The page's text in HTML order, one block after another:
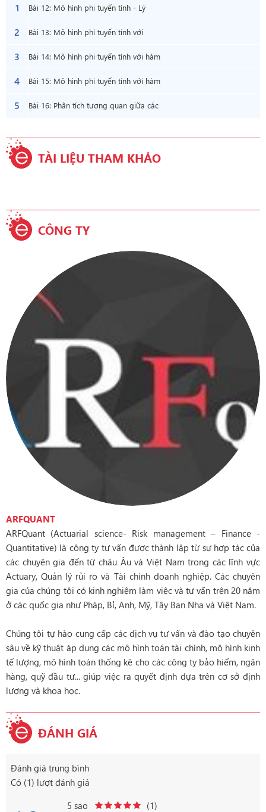
1
Bài 12: Mô hình phi tuyến tính - Lý
thuyết
2 Bài 13: Mô hình phi tuyến tính với
REGRESSION - Thực hành
3 Bài 14: Mô hình phi tuyến tính với hàm
GROWTH - Thực hành
4 Bài 15: Mô hình phi tuyến tính với hàm
LOGEST - Thực hành
5 Bài 16: Phân tích tương quan giữa các
TÀI LIỆU THAM KHẢO
CÔNG TY
ARFQUANT
ARFQuant (Actuarial science- Risk management – Finance -
Quantitative) là công ty tư vấn được thành lập từ sự hợp tác của
các chuyên gia đến từ châu Âu và Việt Nam trong các lĩnh vực
Actuary, Quản lý rủi ro và Tài chính doanh nghiệp. Các chuyên
gia của chúng tôi có kinh nghiệm làm việc và tư vấn trên 20 năm
ở các quốc gia như Pháp, Bỉ, Anh, Mỹ, Tây Ban Nha và Việt Nam.
Chúng tôi tự hào cung cấp các dịch vụ tư vấn và đào tạo chuyên
sâu về kỹ thuật áp dụng các mô hình toán tài chính, mô hình kinh
tế lượng, mô hình toán thống kê cho các công ty bảo hiểm, ngân
hàng, quỹ đầu tư... giúp việc ra quyết định dựa trên cơ sở định
lượng và khoa học.
ĐÁNH GIÁ
Đánh giá trung bình
Có (1) lượt đánh giá
5 sao
(1)